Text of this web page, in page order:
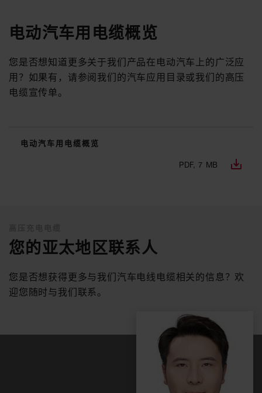
电动汽车用电缆概览
您是否想知道更多关于我们产品在电动汽车上的广泛应
用？如果有，请参阅我们的汽车应用目录或我们的高压
电缆宣传单。
电动汽车用电缆概览
PDF, 7 MB
您的亚太地区联系人
您是否想获得更多与我们汽车电线电缆相关的信息？欢
迎您随时与我们联系。